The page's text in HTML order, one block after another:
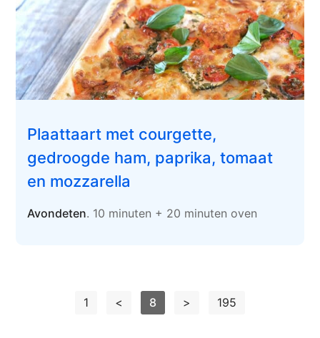
Plaattaart met courgette,
gedroogde ham, paprika, tomaat
en mozzarella
Avondeten. 10 minuten + 20 minuten oven
1 < 8 > 195